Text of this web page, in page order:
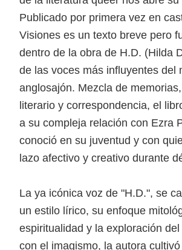
Publicado por primera vez en
Visiones es un texto breve pero
dentro de la obra de H.D. (Hilda
de las voces más influyentes del
anglosajón. Mezcla de
literario y correspondencia, el
a su compleja relación con Ezra
conoció en su juventud y con
lazo afectivo y creativo durante
La ya icónica voz de "H.D.", se
un estilo lírico, su enfoque
espiritualidad y la exploración
con el imagismo, la autora